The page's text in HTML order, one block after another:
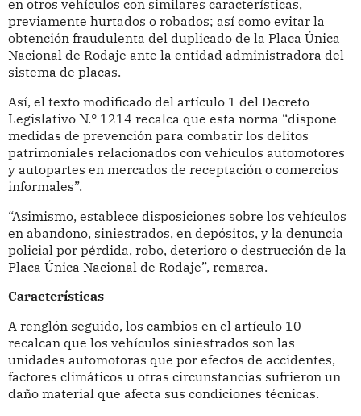
en otros vehículos con similares características,
previamente hurtados o robados; así como evitar la
obtención fraudulenta del duplicado de la Placa Única
Nacional de Rodaje ante la entidad administradora del
sistema de placas.
Así, el texto modificado del artículo 1 del Decreto
Legislativo N.° 1214 recalca que esta norma “dispone
medidas de prevención para combatir los delitos
patrimoniales relacionados con vehículos automotores
y autopartes en mercados de receptación o comercios
informales”.
“Asimismo, establece disposiciones sobre los vehículos
en abandono, siniestrados, en depósitos, y la denuncia
policial por pérdida, robo, deterioro o destrucción de la
Placa Única Nacional de Rodaje”, remarca.
Características
A renglón seguido, los cambios en el artículo 10
recalcan que los vehículos siniestrados son las
unidades automotoras que por efectos de accidentes,
factores climáticos u otras circunstancias sufrieron un
daño material que afecta sus condiciones técnicas.